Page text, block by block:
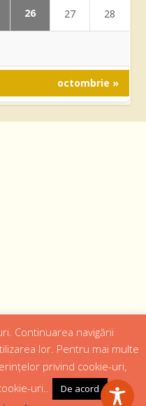
26 27 28
octombrie »
4Us Consulting |
Media
Cateheza
confidențialitate
Continuarea navigării
lor. Pentru mai multe
privind cookie-uri,
uri..
De acord